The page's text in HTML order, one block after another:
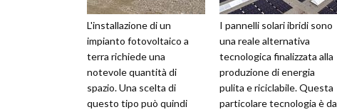
L'installazione di un
impianto fotovoltaico a
terra richiede una
notevole quantità di
spazio. Una scelta di
questo tipo può quindi
I pannelli solari ibridi sono
una reale alternativa
tecnologica finalizzata alla
produzione di energia
pulita e riciclabile. Questa
particolare tecnologia è da